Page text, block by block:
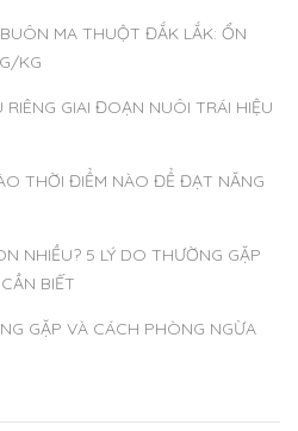
MA THUỘT ĐẮK LẮK: ỔN
KG
RIÊNG GIAI ĐOẠN NUÔI TRÁI HIỆU
THỜI ĐIỂM NÀO ĐỂ ĐẠT NĂNG
NHIỀU? 5 LÝ DO THƯỜNG GẶP
BIẾT
GẶP VÀ CÁCH PHÒNG NGỪA